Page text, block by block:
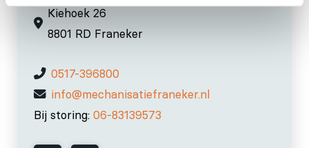
Kiehoek 26
8801 RD Franeker
0517-396800
info@mechanisatiefraneker.nl
Bij storing: 06-83139573